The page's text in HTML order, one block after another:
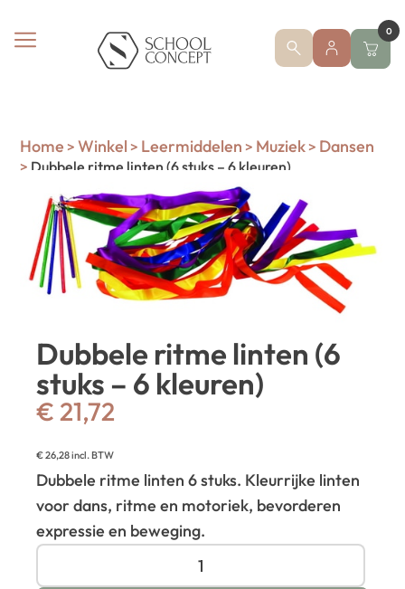
0
Home > Winkel > Leermiddelen > Muziek> Dansen
> Dubbele ritme linten (6 stuks – 6 kleuren)
Dubbele ritme linten (6
stuks – 6 kleuren)
€ 21,72
€26,28incl. BTW
Dubbele ritme linten 6 stuks. Kleurrijke linten
voor dans, ritme en motoriek, bevorderen
expressie en beweging.